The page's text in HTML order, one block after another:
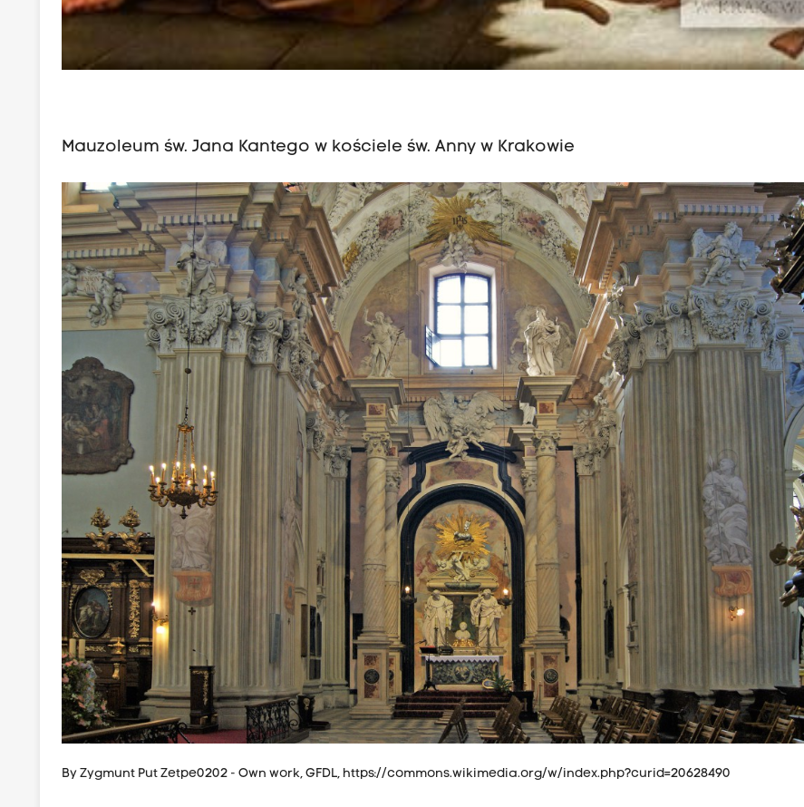
Mauzoleum św. Jana Kantego w kościele św. Anny w Krakowie
By Zygmunt Put Zetpe0202 - Own work, GFDL, https://commons.wikimedia.org/w/index.php?curid=20628490